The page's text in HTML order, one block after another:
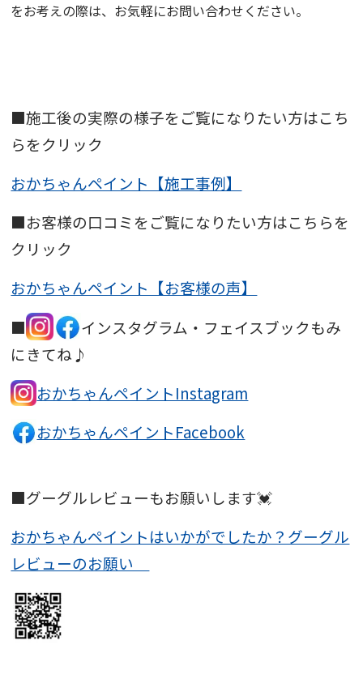
をお考えの際は、お気軽にお問い合わせください。
■施工後の実際の様子をご覧になりたい方はこち
らをクリック
おかちゃんペイント【施工事例】
■お客様の口コミをご覧になりたい方はこちらを
クリック
おかちゃんペイント【お客様の声】
■
インスタグラム・フェイスブックもみ
にきてね♪
おかちゃんペイントInstagram
おかちゃんペイントFacebook
■グーグルレビューもお願いします💓
おかちゃんペイントはいかがでしたか？グーグル
レビューのお願い